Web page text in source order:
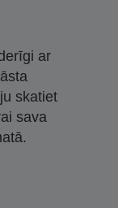
ar
skatiet
sava